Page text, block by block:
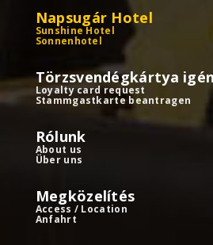
Napsugár Hotel
Sunshine Hotel
Sonnenhotel
Törzsvendégkártya
Loyalty card request
Stammgastkarte beantragen
Rólunk
About us
Über uns
Megközelítés
Access / Location
Anfahrt